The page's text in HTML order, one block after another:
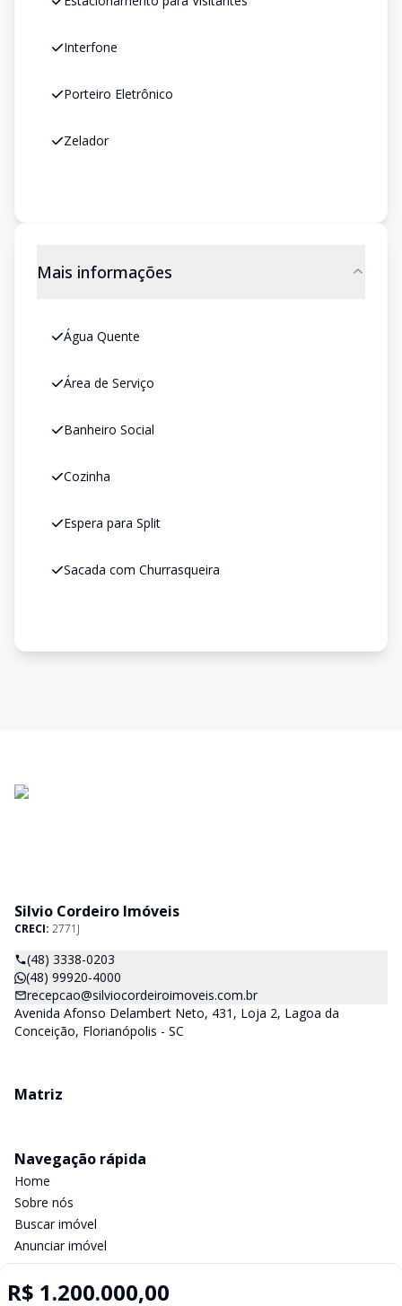
Interfone
Porteiro Eletrônico
Zelador
Mais informações
Água Quente
Área de Serviço
Banheiro Social
Cozinha
Espera para Split
Sacada com Churrasqueira
R$ 1.200.000,00
Silvio Cordeiro Imóveis
CRECI: 2771J
(48) 3338-0203
(48) 99920-4000
recepcao@silviocordeiroimoveis.com.br
Avenida Afonso Delambert Neto, 431, Loja 2, Lagoa da
Conceição, Florianópolis - SC
Matriz
Navegação rápida
Home
Sobre nós
Buscar imóvel
Anunciar imóvel
Contato